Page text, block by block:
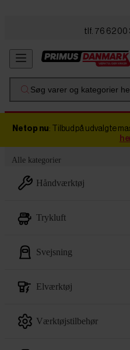
tlf. 76 62 00
Søg varer og kategorier
Netop nu: Tilbud på udvalgte
Alle kategorier
håndværktøj
trykluft
svejsning
elværktøj
værktøjstilbehør